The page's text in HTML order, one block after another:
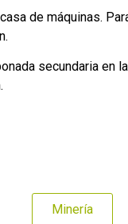
de máquinas.
secundaria en
Minería